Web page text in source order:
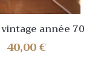
année 70
40,00€